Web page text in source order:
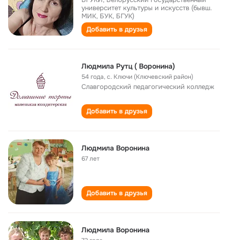
университет культуры и искусств (бывш.
МИК, БУК, БГУК)
Добавить в друзья
Людмила Рутц ( Воронина)
54 года,с. Ключи (Ключевский район)
Славгородский педагогический колледж
Добавить в друзья
Людмила Воронина
67 лет
Добавить в друзья
Людмила Воронина